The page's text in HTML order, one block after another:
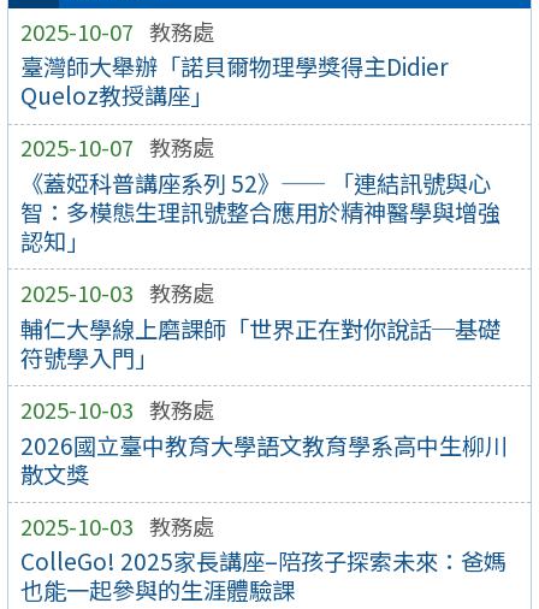
2025-10-07 教務處
臺灣師大舉辦「諾貝爾物理學獎得主Didier
Queloz教授講座」
2025-10-07 教務處
《蓋婭科普講座系列 52》—— 「連結訊號與心
智：多模態生理訊號整合應用於精神醫學與增強
認知」
2025-10-03 教務處
輔仁大學線上磨課師「世界正在對你說話─基礎
符號學入門」
2025-10-03 教務處
2026國立臺中教育大學語文教育學系高中生柳川
散文獎
2025-10-03 教務處
ColleGo! 2025家長講座–陪孩子探索未來：爸媽
也能一起參與的生涯體驗課